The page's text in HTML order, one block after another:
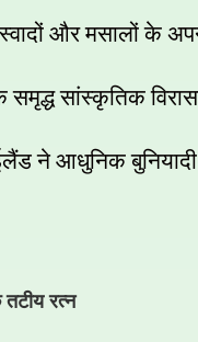
स्वादों और मसालों के
सांस्कृतिक
ने आधुनिक बुनियादी
रत्न